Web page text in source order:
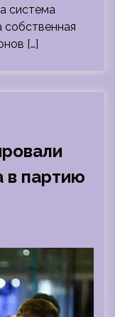
система
собственная
[…]
в партию